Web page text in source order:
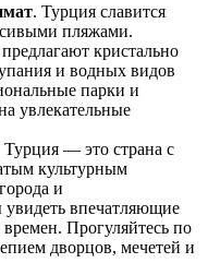
. Турция славится
пляжами.
кристально
и водных видов
парки и
увлекательные
Турция — это страна с
культурным
и
увидеть впечатляющие
Прогуляйтесь по
дворцов, мечетей и